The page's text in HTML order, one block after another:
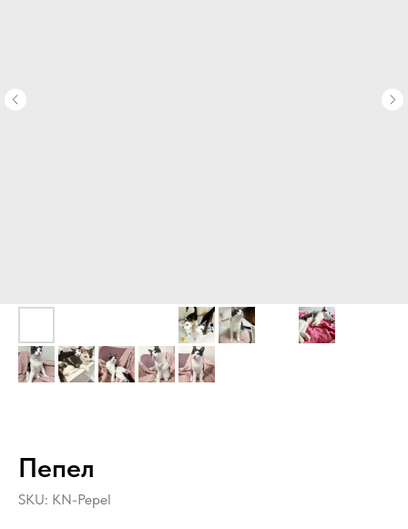
Пепел
SKU: KN-Pepel